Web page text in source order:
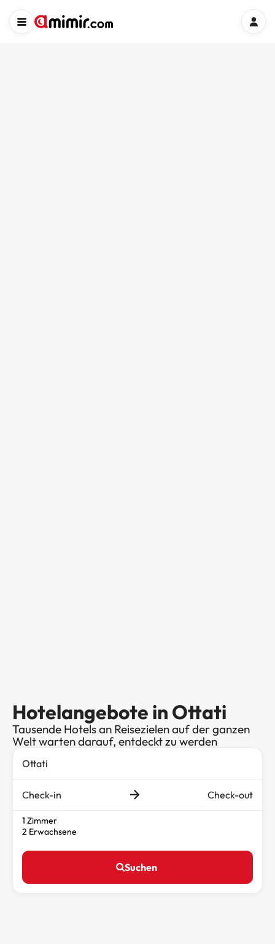
Hotelangebote in Ottati
Tausende Hotels an Reisezielen auf der ganzen
Welt warten darauf, entdeckt zu werden
Check-in Check-out
1 Zimmer
2 Erwachsene
Suchen